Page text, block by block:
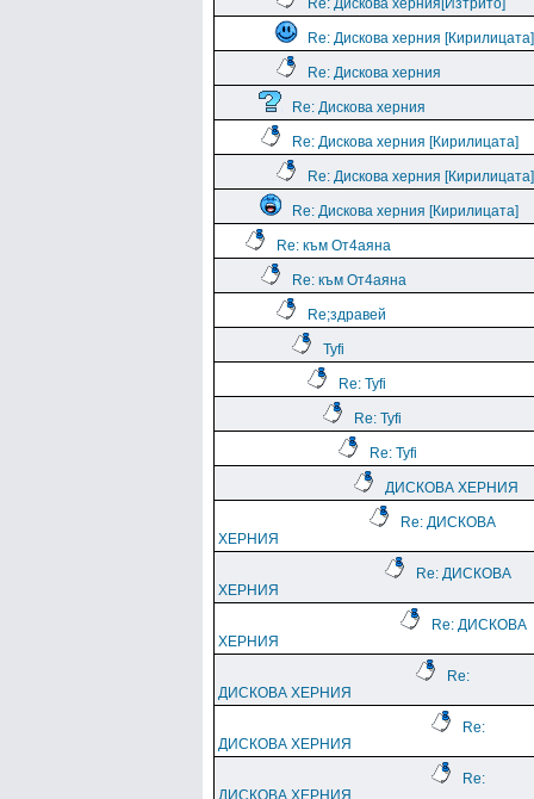
Re: Дискова херния[Изтрито]
Re: Дискова херния [Кирилицата]
Re: Дискова херния
Re: Дискова херния
Re: Дискова херния [Кирилицата]
Re: Дискова херния [Кирилицата]
Re: Дискова херния [Кирилицата]
Re: към От4аяна
Re: към От4аяна
Rе;здравей
Tyfi
Re: Tyfi
Re: Tyfi
Re: Tyfi
ДИСКОВА ХЕРНИЯ
Re: ДИСКОВА
ХЕРНИЯ
Re: ДИСКОВА
ХЕРНИЯ
Re: ДИСКОВА
ХЕРНИЯ
Re:
ДИСКОВА ХЕРНИЯ
Re:
ДИСКОВА ХЕРНИЯ
Re:
ДИСКОВА ХЕРНИЯ